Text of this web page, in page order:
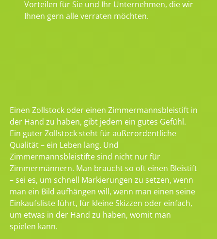
Vorteilen für Sie und Ihr Unternehmen, die wir
Ihnen gern alle verraten möchten.
Einen Zollstock oder einen Zimmermannsbleistift in
der Hand zu haben, gibt jedem ein gutes Gefühl.
Ein guter Zollstock steht für außerordentliche
Qualität – ein Leben lang. Und
Zimmermannsbleistifte sind nicht nur für
Zimmermännern. Man braucht so oft einen Bleistift
– sei es, um schnell Markierungen zu setzen, wenn
man ein Bild aufhängen will, wenn man einen seine
Einkaufsliste führt, für kleine Skizzen oder einfach,
um etwas in der Hand zu haben, womit man
spielen kann.